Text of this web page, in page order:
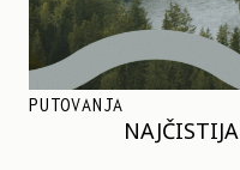
PUTOVANJA